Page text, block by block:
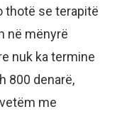
thotë se terapitë
në mënyrë
nuk ka termine
800 denarë,
me